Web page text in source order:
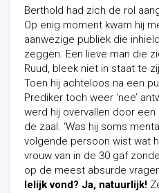
Berthold had zich de rol
Op enig moment kwam hij
aanwezige publiek die
zeggen. Een lieve man die
Ruud, bleek niet in staat te
Toen hij achteloos na een
Prediker toch weer ‘nee’
werd hij overvallen door
de zaal. ‘Was hij soms
volgende persoon wist wat
vrouw van in de 30 gaf
op de meest absurde
lelijk vond? Ja, natuurlijk!